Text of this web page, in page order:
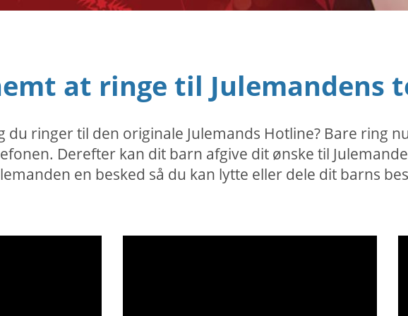
at ringe til Julemandens
du ringer til den originale Julemands Hotline? Bare ring
Derefter kan dit barn afgive dit ønske til
en besked så du kan lytte eller dele dit barns